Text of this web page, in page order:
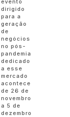
dirigido
para a
geração
de
negócios
no pós-
pandemia
dedicado
a esse
mercado
acontece
de 26 de
novembro
a 5 de
dezembro